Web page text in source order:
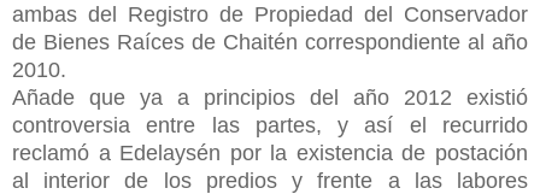
ambas del Registro de Propiedad del Conservador
de Bienes Raíces de Chaitén correspondiente al año
2010.
Añade que ya a principios del año 2012 existió
controversia entre las partes, y así el recurrido
reclamó a Edelaysén por la existencia de postación
al interior de los predios y frente a las labores